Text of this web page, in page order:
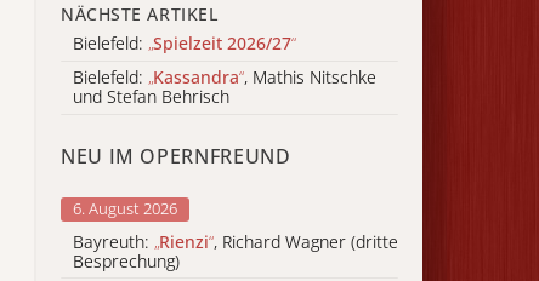
NÄCHSTE ARTIKEL
Bielefeld: „Spielzeit 2026/27“
Bielefeld: „Kassandra“, Mathis Nitschke
und Stefan Behrisch
NEU IM OPERNFREUND
6. August 2026
Bayreuth: „Rienzi“, Richard Wagner (dritte
Besprechung)